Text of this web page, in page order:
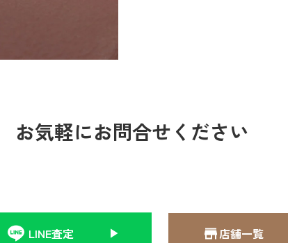
お気軽にお問合せください
LINE査定 店舗一覧